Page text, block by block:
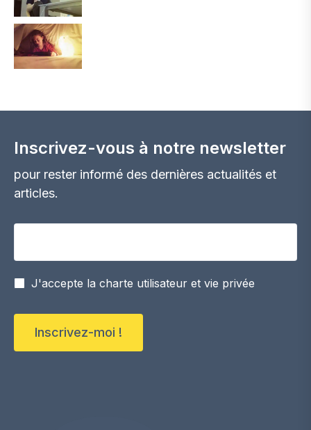
Inscrivez-vous à notre newsletter
pour rester informé des dernières actualités et
articles.
J'accepte la charte utilisateur et vie privée
Inscrivez-moi !